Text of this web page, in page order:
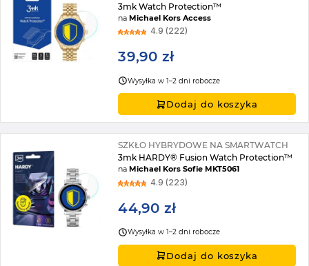
3mk Watch Protection™
naMichael Kors Access
4.9 (222)
39,90 zł
Wysyłka w 1–2 dni robocze
Dodaj do koszyka
SZKŁO HYBRYDOWE NA SMARTWATCH
3mk HARDY® Fusion Watch Protection™
naMichael Kors Sofie MKT5061
4.9 (223)
44,90 zł
Wysyłka w 1–2 dni robocze
Dodaj do koszyka